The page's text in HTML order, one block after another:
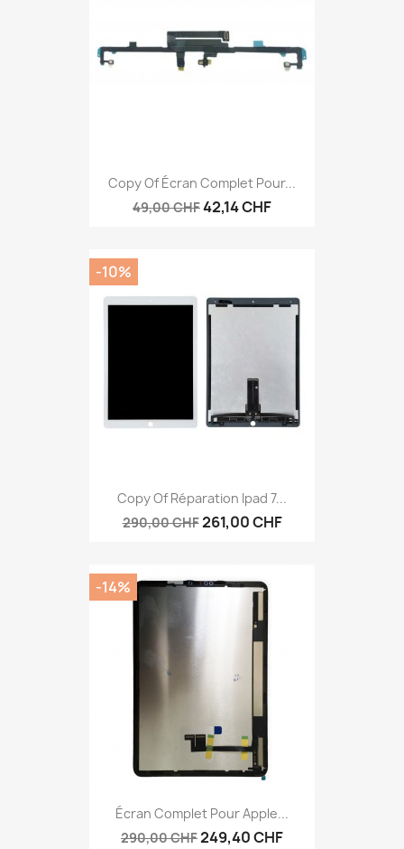
Copy Of Écran Complet Pour...
49,00 CHF42,14 CHF
Copy Of Réparation Ipad 7...
290,00 CHF261,00 CHF
-10%
Écran Complet Pour Apple...
290,00 CHF249,40 CHF
-14%